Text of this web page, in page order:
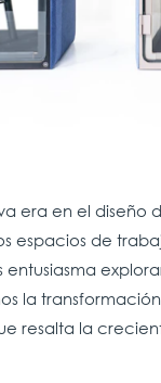
era en el diseño
espacios de
entusiasma
la
resalta la